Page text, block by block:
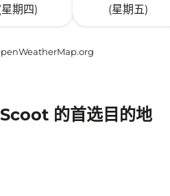
星期四)
(星期五)
的首选目的地